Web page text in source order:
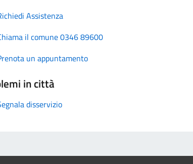
Assistenza
il comune 0346 89600
un appuntamento
in città
disservizio